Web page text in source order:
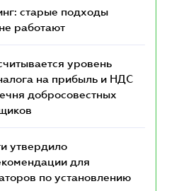
старые подходы
работают
уровень
на прибыль и НДС
добросовестных
утвердило
для
по установлению